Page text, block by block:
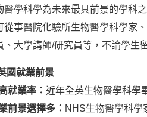
醫學科學為未來最具前景的學科
從事醫院化驗所生物醫學科學家
、大學講師/研究員等，不論學生
國就業前景
就業率：近年全英生物醫學科學
前景選擇多： NHS生物醫學科學